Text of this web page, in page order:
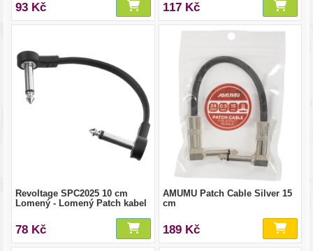
93 Kč 117 Kč
Revoltage SPC2025 10 cm
Lomený - Lomený Patch kabel
78 Kč
AMUMU Patch Cable Silver 15
cm
189 Kč